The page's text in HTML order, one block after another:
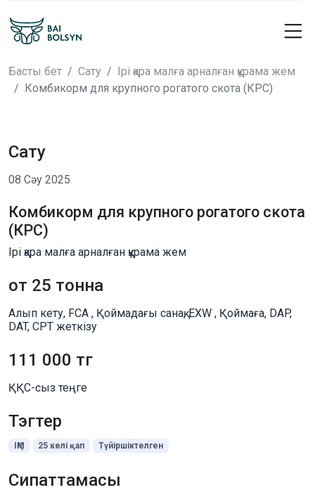
Басты бет Сату
Ірі қара малға арналған құрама жем
Комбикорм для крупного рогатого скота (КРС)
Сату
08 Сәу 2025
Комбикорм для крупного рогатого скота
(КРС)
Ірі қара малға арналған құрама жем
от 25 тонна
Алып кету, FCA , Қоймадағы санақ, EXW , Қоймаға, DAP,
DAT, CPT жеткізу
111 000 тг
ҚҚС-сыз теңге
Тэгтер
ІҚМ 25 келі қап Түйіршіктелген
Сипаттамасы